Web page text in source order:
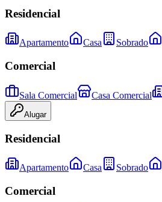
Residencial
Apartamento Casa Sobrado
Comercial
Sala Comercial Casa Comercial
Alugar
Residencial
Apartamento Casa Sobrado
Comercial